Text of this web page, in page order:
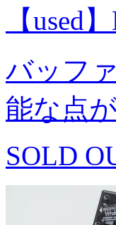
【used
バッフ
能な点
SOLD